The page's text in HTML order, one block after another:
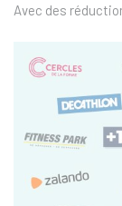
Avec des